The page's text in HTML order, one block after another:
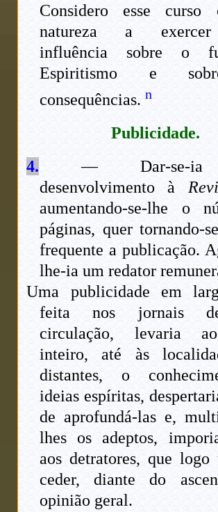
Considero esse curso
natureza a
influência sobre o
Espiritismo e
consequências.n
Publicidade.
4. — Dar-se-ia
desenvolvimento à
aumentando-se-lhe o
páginas, quer tornando-
frequente a publicação.
lhe-ia um redator
Uma publicidade em
feita nos jornais
circulação, levaria
inteiro, até às
distantes, o
ideias espíritas,
de aprofundá-las e,
lhes os adeptos,
aos detratores, que logo
ceder, diante do
opinião geral.